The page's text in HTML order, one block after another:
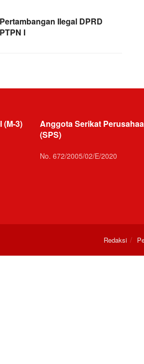
Ilegal DPRD
I
(M-3)
Anggota Serikat
(SPS)
No. 672/2005/02/E/2020
Redaksi